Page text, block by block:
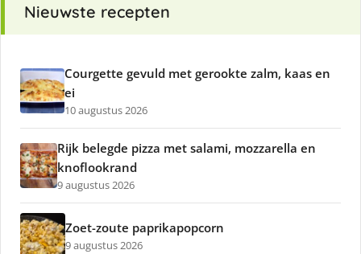
Nieuwste recepten
Courgette gevuld met gerookte zalm, kaas en
ei
10 augustus 2026
Rijk belegde pizza met salami, mozzarella en
knoflookrand
9 augustus 2026
Zoet-zoute paprikapopcorn
9 augustus 2026